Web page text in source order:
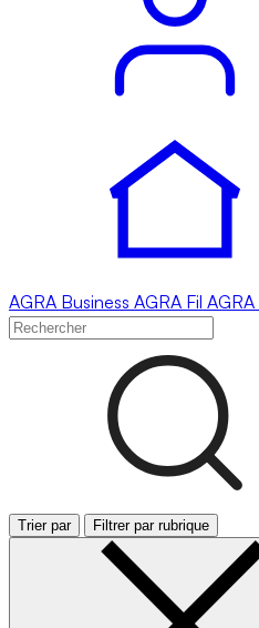
AGRA Business AGRA Fil AGRA
Trier par Filtrer par rubrique